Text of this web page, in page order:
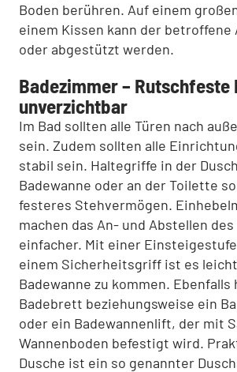
Boden berühren. Auf einem
einem Kissen kann der betroffene
oder abgestützt werden.
Badezimmer – Rutschfeste
unverzichtbar
Im Bad sollten alle Türen nach
sein. Zudem sollten alle
stabil sein. Haltegriffe in der
Badewanne oder an der Toilette
festeres Stehvermögen.
machen das An- und Abstellen
einfacher. Mit einer
einem Sicherheitsgriff ist es
Badewanne zu kommen.
Badebrett beziehungsweise ein
oder ein Badewannenlift, der mit
Wannenboden befestigt wird.
Dusche ist ein so genannter